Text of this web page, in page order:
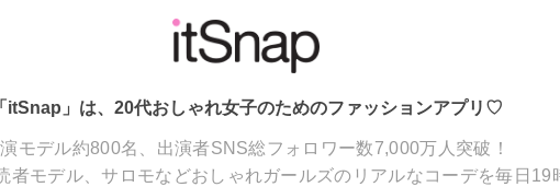
「itSnap」は、20代おしゃれ女子のためのファッションアプリ♡
モデル約800名、出演者SNS総フォロワー数7,000万人突破！
者モデル、サロモなどおしゃれガールズのリアルなコーデを毎日19